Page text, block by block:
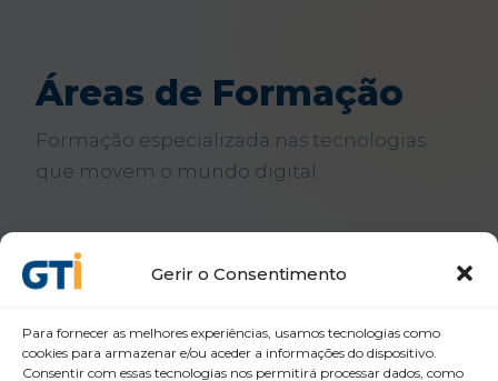
Gerir o Consentimento
Para fornecer as melhores experiências, usamos tecnologias como
cookies para armazenar e/ou aceder a informações do dispositivo.
Consentir com essas tecnologias nos permitirá processar dados, como
Áreas de Formação
Formação especializada nas tecnologias
que movem o mundo digital.
01 BIM, CAD & SketchUp